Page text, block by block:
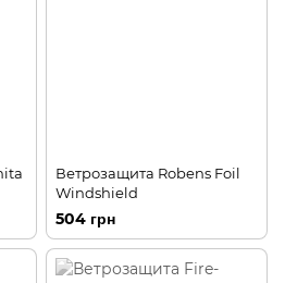
Ветрозащита Robens Foil
Windshield
504 грн